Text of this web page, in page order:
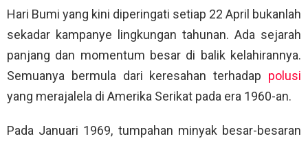
Hari Bumi yang kini diperingati setiap 22 April bukanlah
sekadar kampanye lingkungan tahunan. Ada sejarah
panjang dan momentum besar di balik kelahirannya.
Semuanya bermula dari keresahan terhadap polusi
yang merajalela di Amerika Serikat pada era 1960-an.
Pada Januari 1969, tumpahan minyak besar-besaran